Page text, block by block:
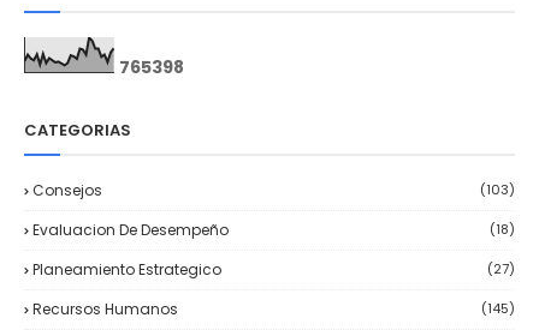
765398
CATEGORIAS
Consejos (103)
Evaluacion De Desempeño (18)
Planeamiento Estrategico (27)
Recursos Humanos (145)